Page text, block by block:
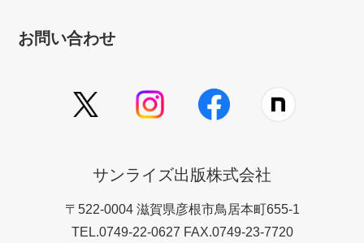
お問い合わせ
サンライズ出版株式会社
〒522-0004 滋賀県彦根市鳥居本町655-1
TEL.0749-22-0627 FAX.0749-23-7720